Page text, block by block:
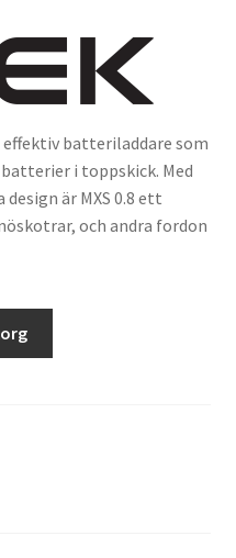
effektiv batteriladdare som
i toppskick. Med
är MXS 0.8 ett
och andra fordon